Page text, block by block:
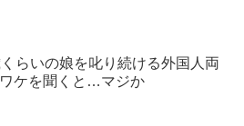
らいの娘を叱り続ける外国人両
ケを聞くと…マジか